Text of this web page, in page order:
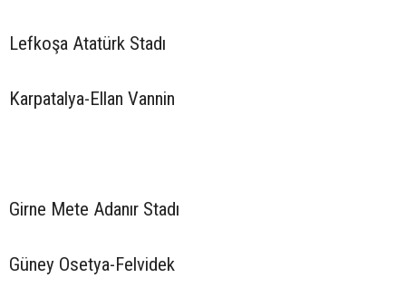
Lefkoşa Atatürk Stadı
Karpatalya-Ellan Vannin
Girne Mete Adanır Stadı
Güney Osetya-Felvidek